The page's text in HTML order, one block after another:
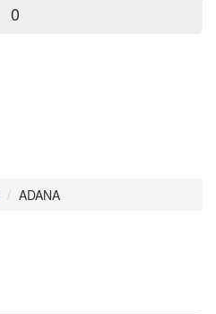
0
ADANA